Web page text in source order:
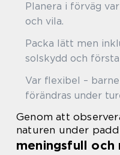
Planera i förväg
och vila.
Packa lätt men
solskydd och
Var flexibel –
förändras under
Genom att
naturen under
meningsfull och